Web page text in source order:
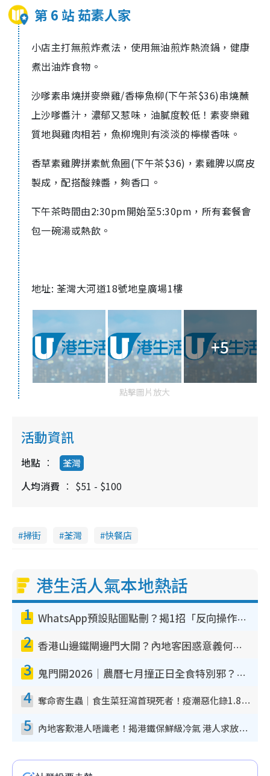
第 6 站 茹素人家
小店主打無煎炸煮法，使用無油煎炸熱流鍋，健康
煮出油炸食物。
沙嗲素串燒拼麥樂雞/香檸魚柳(下午茶$36)串燒蘸
上沙嗲醬汁，濃郁又惹味，油膩度較低！素麥樂雞
質地與雞肉相若，魚柳塊則有淡淡的檸檬香味。
香草素雞脾拼素魷魚圈(下午茶$36)，素雞脾以腐皮
製成，配搭酸辣醬，夠香口。
下午茶時間由2:30pm開始至5:30pm，所有套餐會
包一碗湯或熱飲。
地址: 荃灣大河道18號地皇廣場1樓
+5
點擊圖片放大
活動資訊
地點 荃灣
人均消費 $51 - $100
掃街 荃灣 快餐店
港生活人氣本地熱話
1 WhatsApp預設貼圖點刪？揭1招「反向操作」還原簡潔介面 附3步實測教學
2 香港山邊鐵閘邊門大開？內地客困惑意義何在！網民神回覆：呢種叫法理性防禦
3 鬼門開2026｜農曆七月撞正日全食特別邪？專家警告切忌做一事！揭4大禁忌+2招保平安
4 奪命寄生蟲｜食生菜狂瀉首現死者！疫潮惡化錄1.8萬宗病例 揭洗菜3大謬誤
5 內地客歎港人唔識老！揭港鐵保鮮級冷氣 港人求放過：咪投訴